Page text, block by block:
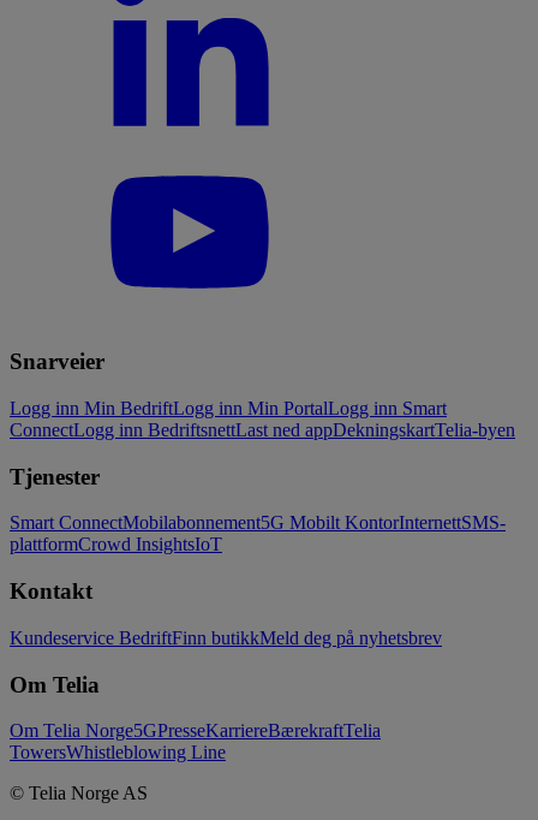
Snarveier
Logg inn Min BedriftLogg inn Min PortalLogg inn Smart
ConnectLogg inn BedriftsnettLast ned appDekningskartTelia-byen
Tjenester
Smart ConnectMobilabonnement5G Mobilt KontorInternettSMS-
plattformCrowd InsightsIoT
Kontakt
Kundeservice BedriftFinn butikkMeld deg på nyhetsbrev
Om Telia
Om Telia Norge5GPresseKarriereBærekraftTelia
TowersWhistleblowing Line
© Telia Norge AS